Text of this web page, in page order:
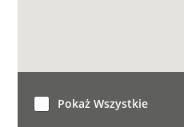
Pokaż Wszystkie